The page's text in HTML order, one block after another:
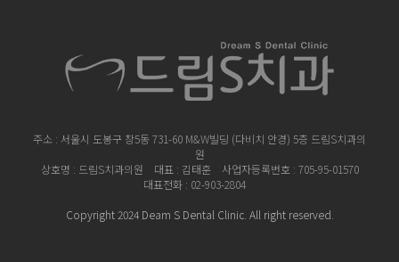
주소 : 서울시 도봉구 창5동 731-60 M&W빌딩 (다비치 안경) 5층 드림S치과의
원
상호명 : 드림S치과의원 대표 : 김태훈 사업자등록번호 : 705-95-01570
대표전화 : 02-903-2804
Copyright 2024 Deam S Dental Clinic. All right reserved.